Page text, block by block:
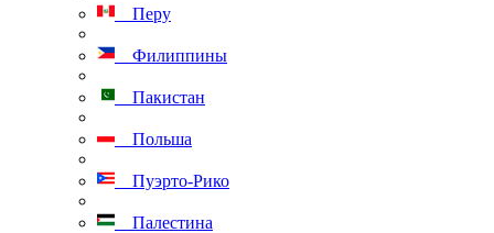
Перу
Филиппины
Пакистан
Польша
Пуэрто-Рико
Палестина